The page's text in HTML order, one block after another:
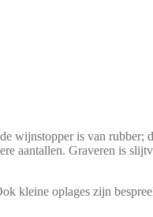
wijnstopper is van
aantallen. Graveren is
kleine oplages zijn